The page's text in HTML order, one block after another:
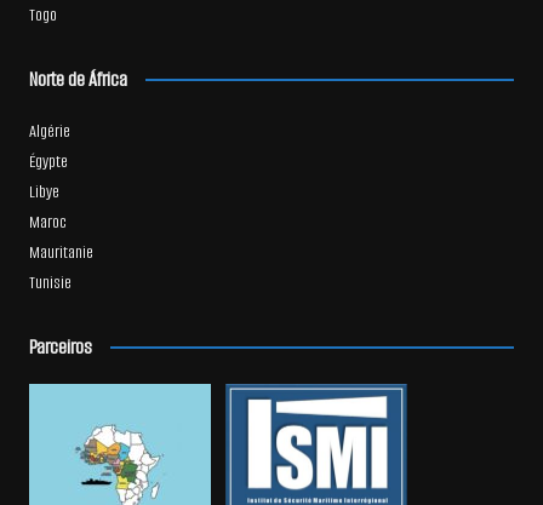
Togo
Norte de África
Algérie
Égypte
Libye
Maroc
Mauritanie
Tunisie
Parceiros